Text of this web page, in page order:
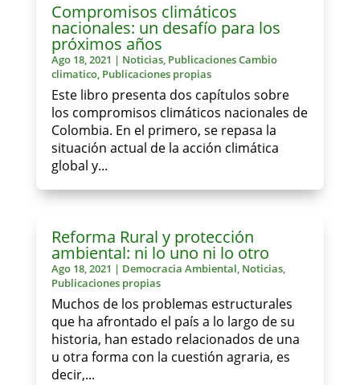
Compromisos climáticos
nacionales: un desafío para los
próximos años
Ago 18, 2021 | Noticias, Publicaciones Cambio
climatico, Publicaciones propias
Este libro presenta dos capítulos sobre
los compromisos climáticos nacionales de
Colombia. En el primero, se repasa la
situación actual de la acción climática
global y...
Reforma Rural y protección
ambiental: ni lo uno ni lo otro
Ago 18, 2021 | Democracia Ambiental, Noticias,
Publicaciones propias
Muchos de los problemas estructurales
que ha afrontado el país a lo largo de su
historia, han estado relacionados de una
u otra forma con la cuestión agraria, es
decir,...